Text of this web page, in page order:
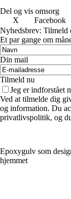
Del og vis omsorg
X
Facebook
Nyhedsbrev: Tilmeld
Et par gange om
Din mail
Tilmeld nu
Jeg er indforstået
Ved at tilmelde dig
og information. Du
privatlivspolitik, og
Epoxygulv som
hjemmet